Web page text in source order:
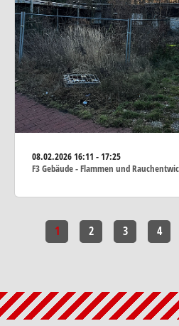
08.02.202616:11 - 17:25
F3 Gebäude - Flammen und
1 2 3 4